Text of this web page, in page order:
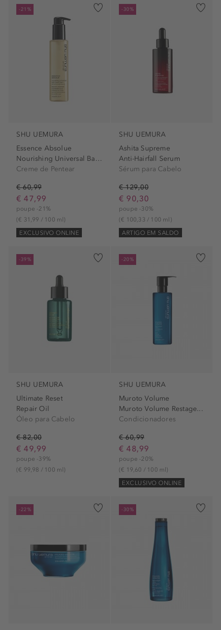
-21%
SHU UEMURA
Essence Absolue
Nourishing Universal Balm
Creme de Pentear
€ 60,99
€ 47,99
poupe -21%
(€ 31,99 / 100 ml)
EXCLUSIVO ONLINE
-30%
SHU UEMURA
Ashita Supreme
Anti-Hairfall Serum
Sérum para Cabelo
€ 129,00
€ 90,30
poupe -30%
(€ 100,33 / 100 ml)
ARTIGO EM SALDO
-39%
SHU UEMURA
Ultimate Reset
Repair Oil
Óleo para Cabelo
€ 82,00
€ 49,99
poupe -39%
(€ 99,98 / 100 ml)
-20%
SHU UEMURA
Muroto Volume
Muroto Volume Restage...
Condicionadores
€ 60,99
€ 48,99
poupe -20%
(€ 19,60 / 100 ml)
EXCLUSIVO ONLINE
-22% -30%